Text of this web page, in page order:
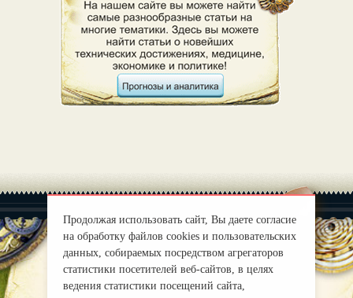
О нас |
Правила
Продолжая использовать сайт, Вы даете согласие
на обработку файлов cookies и пользовательских
данных, собираемых посредством агрегаторов
статистики посетителей веб-сайтов, в целях
ведения статистики посещений сайта,